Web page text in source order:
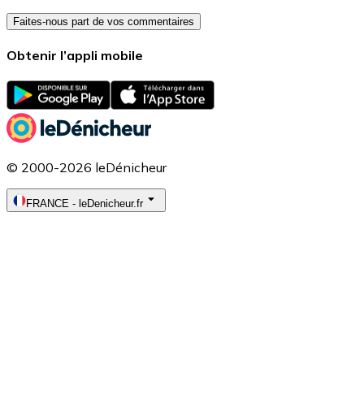
Faites-nous part de vos commentaires
Obtenir l’appli mobile
© 2000-2026 leDénicheur
FRANCE - leDenicheur.fr